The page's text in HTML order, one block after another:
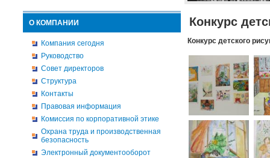
О КОМПАНИИ
Компания сегодня
Руководство
Совет директоров
Структура
Контакты
Правовая информация
Комиссия по корпоративной этике
Охрана труда и производственная
безопасность
Электронный документооборот
Конкурс
Конкурс детского